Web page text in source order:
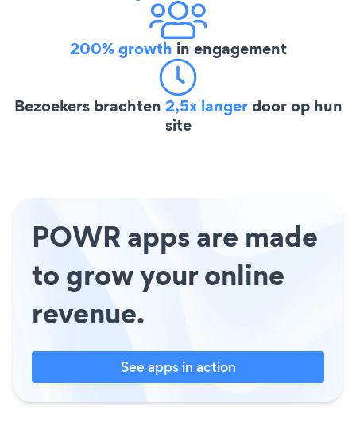
200% growth in engagement
Bezoekers brachten 2,5x langerdoor op hun
site
POWR apps are made
to grow your online
revenue.
See apps in action